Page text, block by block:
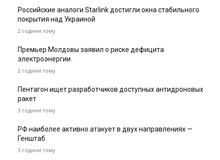
Российские аналоги Starlink достигли окна стабильного
покрытия над Украиной
2 години тому
Премьер Молдовы заявил о риске дефицита
электроэнергии
2 години тому
Пентагон ищет разработчиков доступных антидроновых
ракет
3 години тому
РФ наиболее активно атакует в двух направлениях —
Генштаб
3 години тому